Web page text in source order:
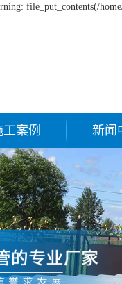
file_put_contents(/
工案例 新闻